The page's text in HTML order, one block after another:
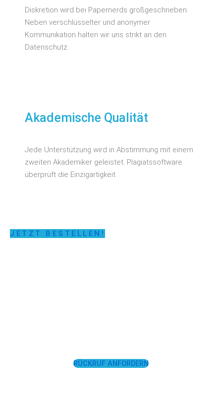
Diskretion wird bei Papernerds großgeschrieben.
Neben verschlüsselter und anonymer
Kommunikation halten wir uns strikt an den
Datenschutz.
Akademische Qualität
Jede Unterstützung wird in Abstimmung mit einem
zweiten Akademiker geleistet. Plagiatssoftware
überprüft die Einzigartigkeit.
JETZT BESTELLEN!
RÜCKRUF ANFORDERN